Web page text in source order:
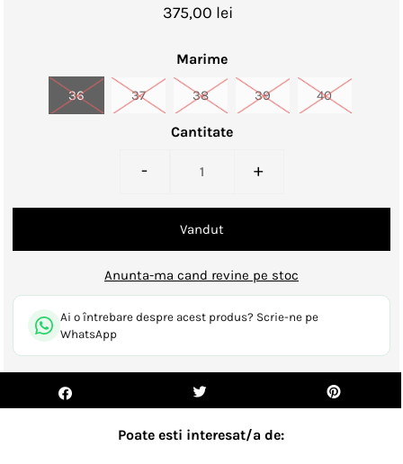
375,00 lei
Marime
36 37 38 39 40
Cantitate
- +
Anunta-ma cand revine pe stoc
Ai o întrebare despre acest produs? Scrie-ne pe
WhatsApp
Poate esti interesat/a de: